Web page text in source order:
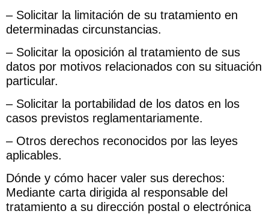
– Solicitar la limitación de su tratamiento en
determinadas circunstancias.
– Solicitar la oposición al tratamiento de sus
datos por motivos relacionados con su situación
particular.
– Solicitar la portabilidad de los datos en los
casos previstos reglamentariamente.
– Otros derechos reconocidos por las leyes
aplicables.
Dónde y cómo hacer valer sus derechos:
Mediante carta dirigida al responsable del
tratamiento a su dirección postal o electrónica